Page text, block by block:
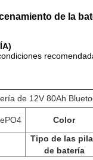
de la
de 12V 80Ah
Color
Tipo de las
de batería